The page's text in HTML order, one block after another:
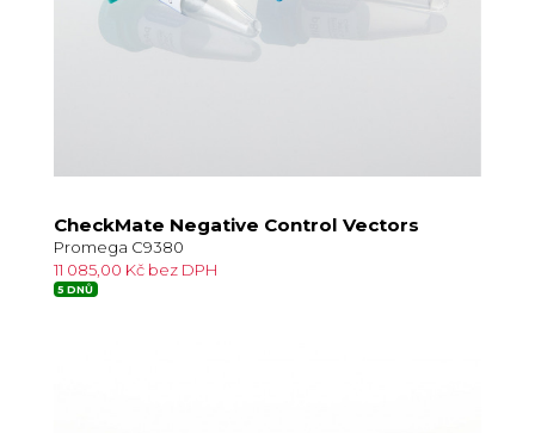
CheckMate Negative Control Vectors
Promega C9380
11 085,00 Kč bez DPH
5 DNŮ